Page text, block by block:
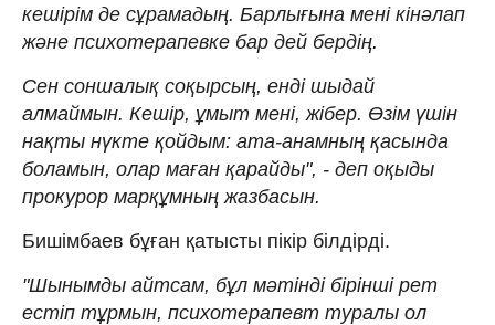
кешірім де сұрамадың. Барлығына мені кінәлап
және психотерапевке бар дей бердің.
Сен соншалық соқырсың, енді шыдай
алмаймын. Кешір, ұмыт мені, жібер. Өзім үшін
нақты нүкте қойдым: ата-анамның қасында
боламын, олар маған қарайды", - деп оқыды
прокурор марқұмның жазбасын.
Бишімбаев бұған қатысты пікір білдірді.
"Шынымды айтсам, бұл мәтінді бірінші рет
естіп тұрмын, психотерапевт туралы ол